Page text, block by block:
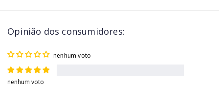
Opinião dos consumidores:
nenhum voto
nenhum voto